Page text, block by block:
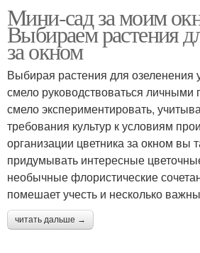
Мини-сад за моим
Выбираем растения
за окном
Выбирая растения для озеленения
смело руководствоваться личными
смело экспериментировать,
требования культур к условиям
организации цветника за окном вы
придумывать интересные
необычные флористические
помешает учесть и несколько
читать дальше →